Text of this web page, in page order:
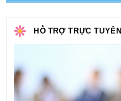
HỖ TRỢ TRỰC TUYẾN